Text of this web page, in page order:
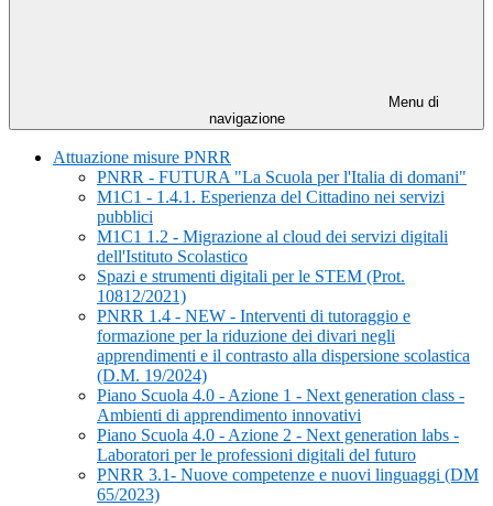
Menu di
navigazione
Attuazione misure PNRR
PNRR - FUTURA "La Scuola per l'Italia di domani"
M1C1 - 1.4.1. Esperienza del Cittadino nei servizi
pubblici
M1C1 1.2 - Migrazione al cloud dei servizi digitali
dell'Istituto Scolastico
Spazi e strumenti digitali per le STEM (Prot.
10812/2021)
PNRR 1.4 - NEW - Interventi di tutoraggio e
formazione per la riduzione dei divari negli
apprendimenti e il contrasto alla dispersione scolastica
(D.M. 19/2024)
Piano Scuola 4.0 - Azione 1 - Next generation class -
Ambienti di apprendimento innovativi
Piano Scuola 4.0 - Azione 2 - Next generation labs -
Laboratori per le professioni digitali del futuro
PNRR 3.1- Nuove competenze e nuovi linguaggi (DM
65/2023)